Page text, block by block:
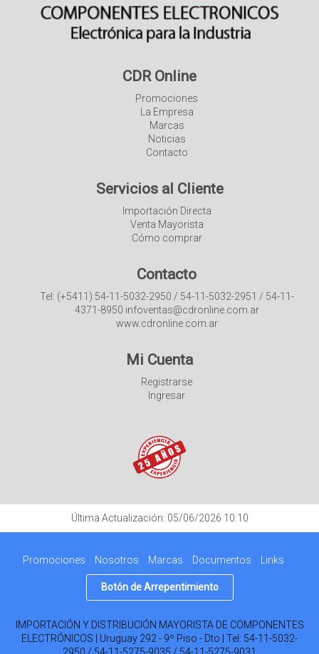
CDR Online
Promociones
La Empresa
Marcas
Noticias
Contacto
Servicios al Cliente
Importación Directa
Venta Mayorista
Cómo comprar
Contacto
Tel: (+5411) 54-11-5032-2950 / 54-11-5032-2951 / 54-11-
4371-8950 infoventas@cdronline.com.ar
www.cdronline.com.ar
Mi Cuenta
Registrarse
Ingresar
Última Actualización: 05/06/2026 10:10
Promociones Nosotros Marcas Documentos Links
Botón de Arrepentimiento
IMPORTACIÓN Y DISTRIBUCIÓN MAYORISTA DE COMPONENTES
ELECTRÓNICOS | Uruguay 292 - 9º Piso - Dto | Tel: 54-11-5032-